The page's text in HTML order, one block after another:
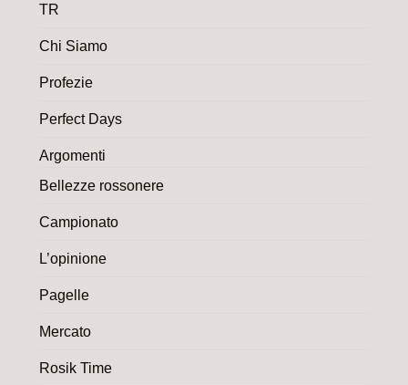
TR
Chi Siamo
Profezie
Perfect Days
Argomenti
Bellezze rossonere
Campionato
L’opinione
Pagelle
Mercato
Rosik Time